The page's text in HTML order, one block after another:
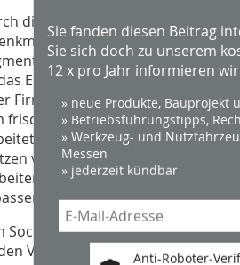
die Firma Gruber,
Restaurierungen, aus
des Putzes die
Einfärben des Putezs wurde
Firma Gruber zur besseren
Sanierputz einen NHL-
diesen als Schlämmputz.
von der Sinterschicht des
vorzubereiten. Darauf
zum Putzsystem auf.
Sockel­bereich ein quaderförmiges
Vorschlag des
Sie fanden diesen Beitrag
Sie sich doch zu unserem
12 x pro Jahr informieren
» neue Produkte, Bauprojekt
» Betriebsführungstipps,
» Werkzeug- und
Messen
» jederzeit kündbar
Anti-Roboter-